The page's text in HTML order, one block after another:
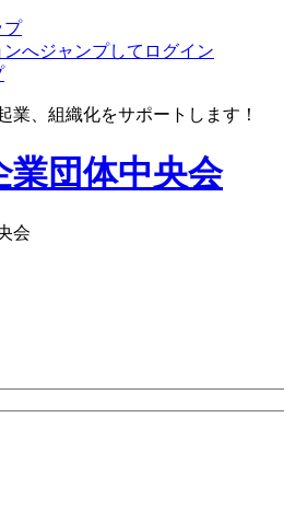
プ
へジャンプしてログイン
業、組織化をサポートします！
業団体中央会